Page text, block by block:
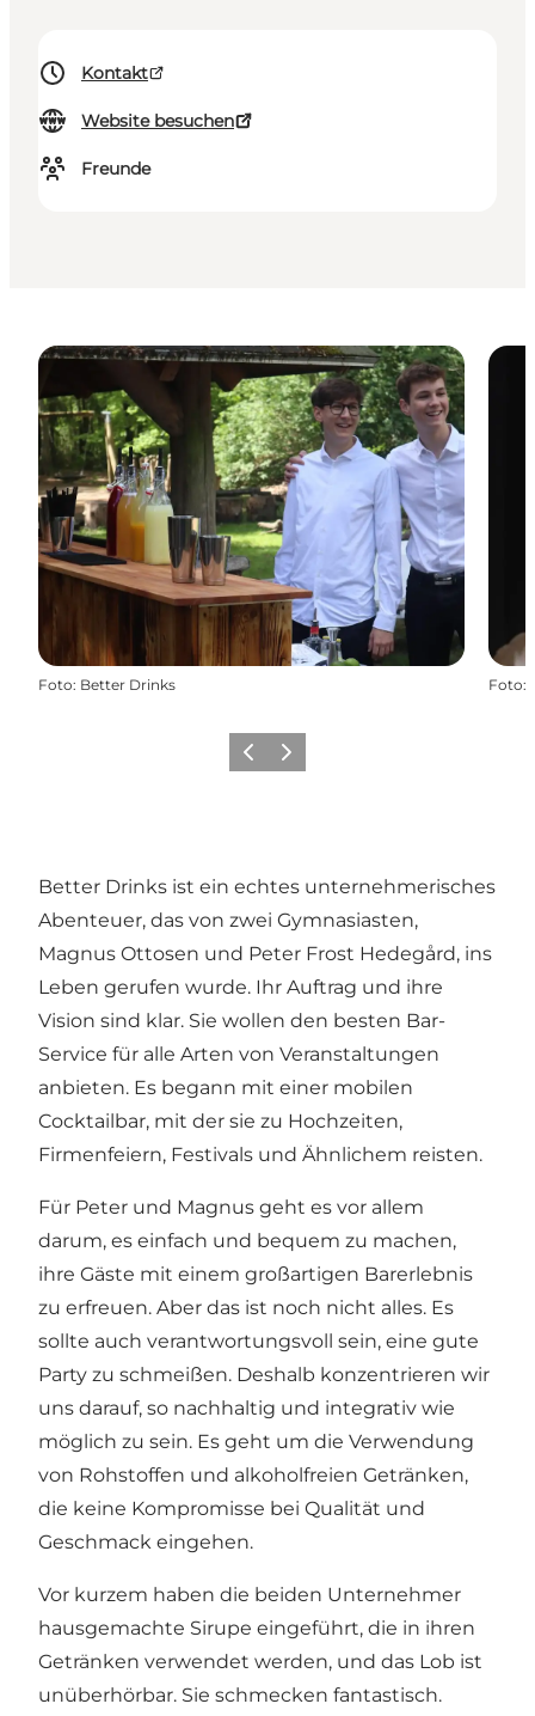
Kontakt
Website besuchen
Freunde
Foto: Better Drinks Foto:
ZurückWeiter
Better Drinks ist ein echtes unternehmerisches
Abenteuer, das von zwei Gymnasiasten,
Magnus Ottosen und Peter Frost Hedegård, ins
Leben gerufen wurde. Ihr Auftrag und ihre
Vision sind klar. Sie wollen den besten Bar-
Service für alle Arten von Veranstaltungen
anbieten. Es begann mit einer mobilen
Cocktailbar, mit der sie zu Hochzeiten,
Firmenfeiern, Festivals und Ähnlichem reisten.
Für Peter und Magnus geht es vor allem
darum, es einfach und bequem zu machen,
ihre Gäste mit einem großartigen Barerlebnis
zu erfreuen. Aber das ist noch nicht alles. Es
sollte auch verantwortungsvoll sein, eine gute
Party zu schmeißen. Deshalb konzentrieren wir
uns darauf, so nachhaltig und integrativ wie
möglich zu sein. Es geht um die Verwendung
von Rohstoffen und alkoholfreien Getränken,
die keine Kompromisse bei Qualität und
Geschmack eingehen.
Vor kurzem haben die beiden Unternehmer
hausgemachte Sirupe eingeführt, die in ihren
Getränken verwendet werden, und das Lob ist
unüberhörbar. Sie schmecken fantastisch.